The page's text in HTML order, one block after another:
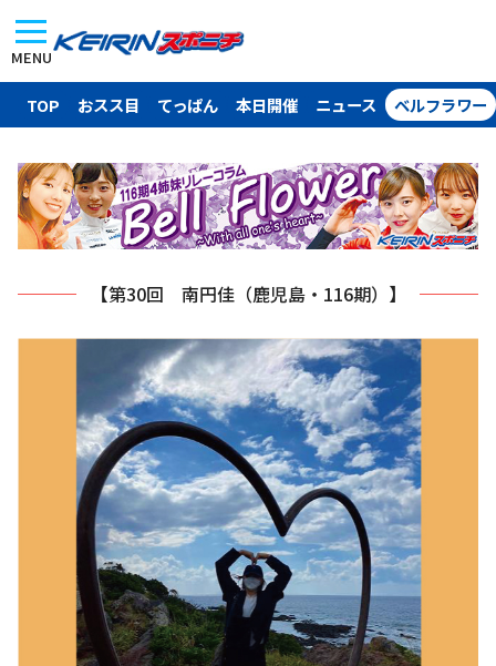
MENU
TOP おスス目 てっぱん 本日開催 ニュース ベルフラワー
【第30回 南円佳（鹿児島・116期）】